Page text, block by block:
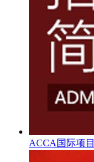
ACCA国际项目